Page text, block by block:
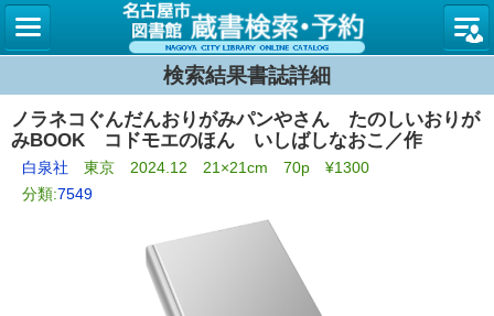
名古屋
検索結果書誌詳細
ノラネコぐんだんおりがみパンやさん たのしいおりが
みBOOK コドモエのほん いしばしなおこ／作
白泉社 東京 2024.12 21×21cm 70p ¥1300
分類:7549